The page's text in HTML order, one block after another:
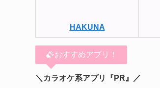
HAKUNA
おすすめアプリ！
＼カラオケ系アプリ『PR』／